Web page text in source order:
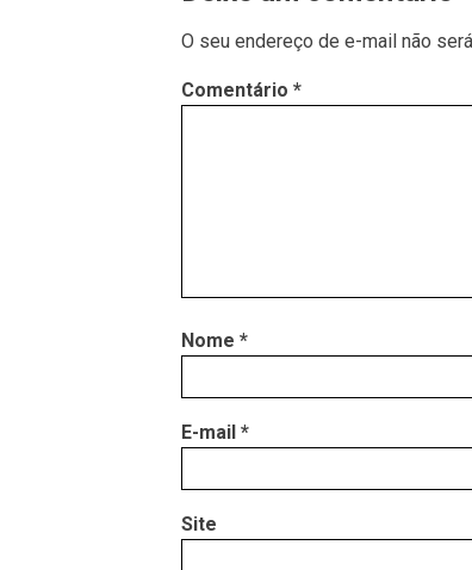
O seu endereço de e-mail não
Comentário *
Nome *
E-mail *
Site